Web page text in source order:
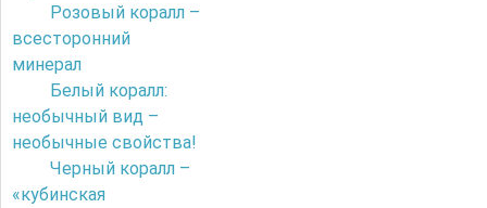
Розовый коралл –
всесторонний
минерал
Белый коралл:
необычный вид –
необычные свойства!
Черный коралл –
«кубинская